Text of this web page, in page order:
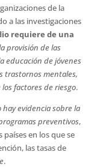
de la
a las investigaciones
requiere de una
provisión de las
educación de jóvenes
trastornos mentales,
factores de riesgo.
hay evidencia sobre la
preventivos,
en los que se
las tasas de
.